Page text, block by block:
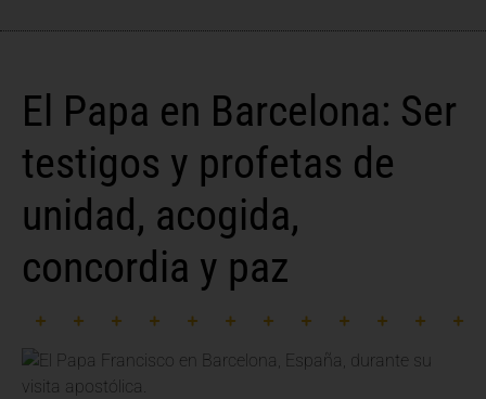
El Papa en Barcelona: Ser
testigos y profetas de
unidad, acogida,
concordia y paz